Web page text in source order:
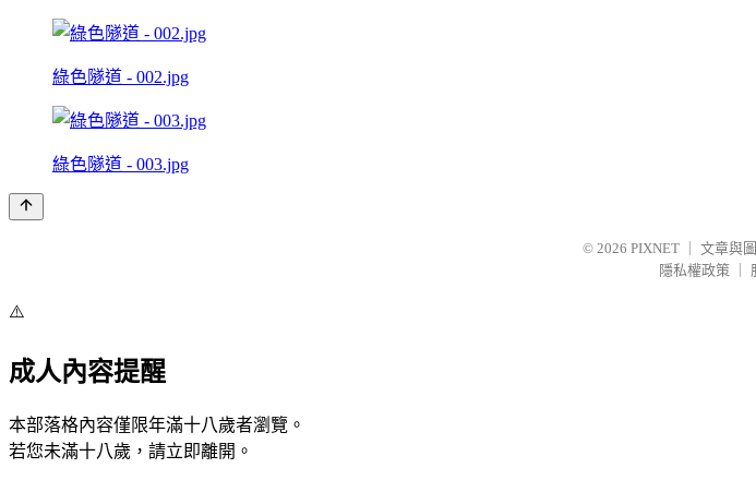
綠色隧道 - 002.jpg
綠色隧道 - 003.jpg
© 2026 PIXNET
文章與
隱私權政策
⚠️
成人內容提醒
本部落格內容僅限年滿十八歲者瀏覽。
若您未滿十八歲，請立即離開。